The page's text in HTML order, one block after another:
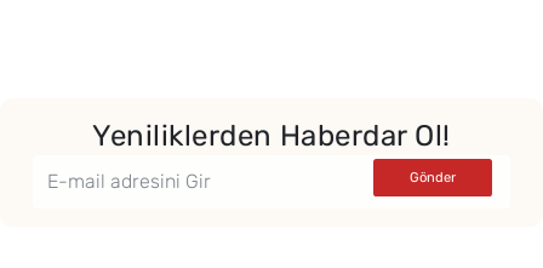
Yeniliklerden Haberdar Ol!